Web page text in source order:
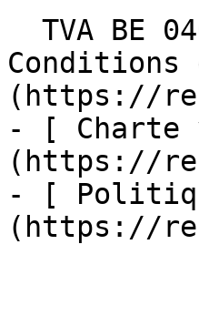
Conditions
(https://
- [ Charte
(https://
- [